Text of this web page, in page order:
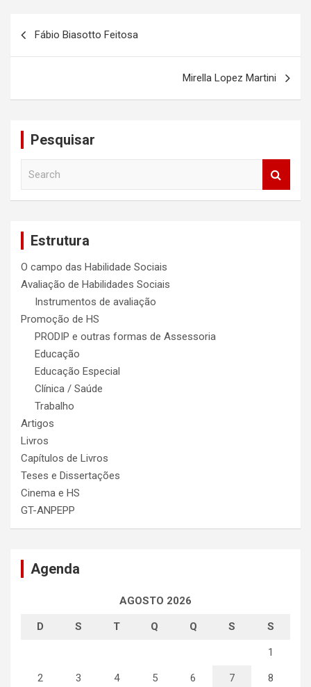
Fábio Biasotto Feitosa
Mirella Lopez Martini
Pesquisar
Estrutura
O campo das Habilidade Sociais
Avaliação de Habilidades Sociais
Instrumentos de avaliação
Promoção de HS
PRODIP e outras formas de Assessoria
Educação
Educação Especial
Clínica / Saúde
Trabalho
Artigos
Livros
Capítulos de Livros
Teses e Dissertações
Cinema e HS
GT-ANPEPP
Agenda
AGOSTO 2026
D S T Q Q S S
1
2 3 4 5 6 7 8